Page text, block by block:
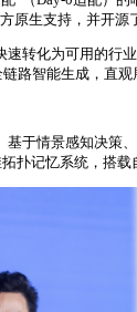
原生支持，并开
转化为可用的
路智能生成，直
于情景感知决
扑记忆系统，搭载